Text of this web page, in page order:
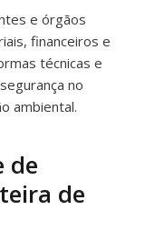
e órgãos
financeiros e
técnicas e
no
ambiental.
de
de